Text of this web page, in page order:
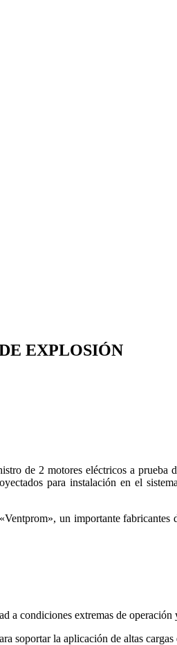
EXPLOSIÓN
de 2 motores eléctricos a prueba
para instalación en el
un importante fabricantes
a condiciones extremas de operación
soportar la aplicación de altas cargas